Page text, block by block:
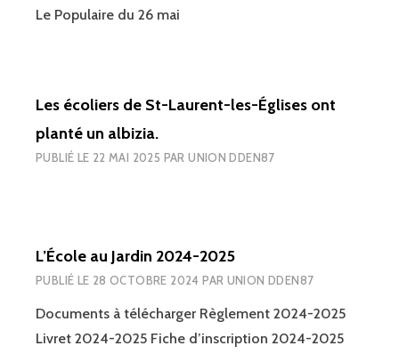
Le Populaire du 26 mai
Les écoliers de St-Laurent-les-Églises ont
planté un albizia.
PUBLIÉ LE 22 MAI 2025 PARUNION DDEN87
L’École au Jardin 2024-2025
PUBLIÉ LE 28 OCTOBRE 2024 PAR UNION DDEN87
Documents à télécharger Règlement 2024-2025
Livret 2024-2025 Fiche d’inscription 2024-2025